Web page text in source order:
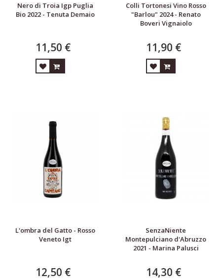
Nero di Troia Igp Puglia
Bio 2022 - Tenuta Demaio
11,50 €
Colli Tortonesi Vino Rosso
"Barlou" 2024 - Renato
Boveri Vignaiolo
11,90 €
L'ombra del Gatto - Rosso
Veneto Igt
12,50 €
SenzaNiente
Montepulciano d'Abruzzo
2021 - Marina Palusci
14,30 €